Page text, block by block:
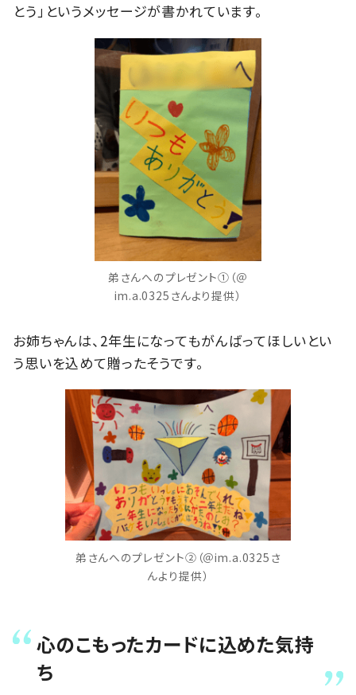
とう」というメッセージが書かれています。
弟さんへのプレゼント①（＠
im.a.0325さんより提供）
お姉ちゃんは、2年生になってもがんばってほしいとい
う思いを込めて贈ったそうです。
弟さんへのプレゼント②（＠im.a.0325さ
んより提供）
心のこもったカードに込めた気持
ち